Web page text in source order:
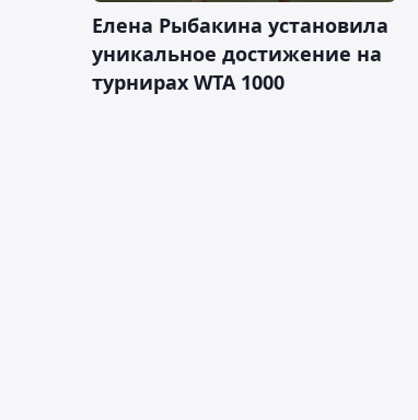
Елена Рыбакина установила
уникальное достижение на
турнирах WTA 1000